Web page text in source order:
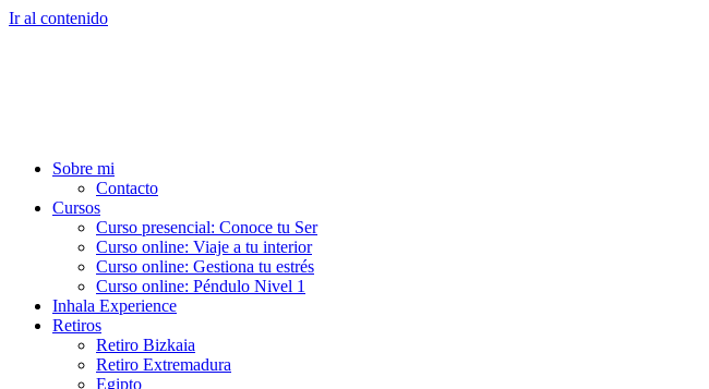
Ir al contenido
Sobre mi
Contacto
Cursos
Curso presencial: Conoce tu Ser
Curso online: Viaje a tu interior
Curso online: Gestiona tu estrés
Curso online: Péndulo Nivel 1
Inhala Experience
Retiros
Retiro Bizkaia
Retiro Extremadura
Egipto